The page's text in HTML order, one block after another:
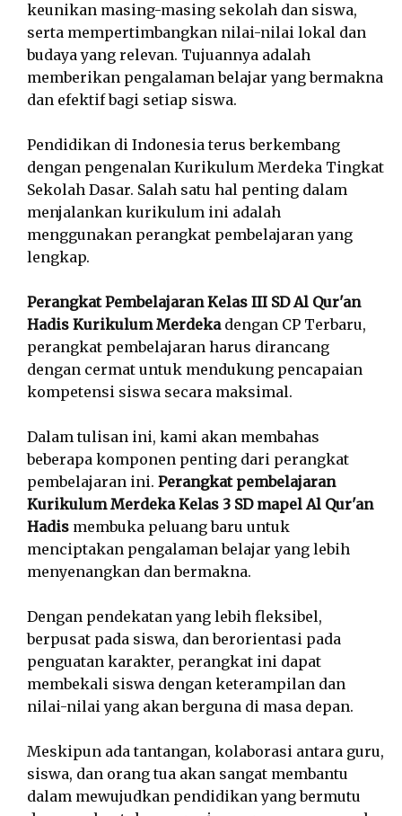
keunikan masing-masing sekolah dan siswa,
serta mempertimbangkan nilai-nilai lokal dan
budaya yang relevan. Tujuannya adalah
memberikan pengalaman belajar yang bermakna
dan efektif bagi setiap siswa.
Pendidikan di Indonesia terus berkembang
dengan pengenalan Kurikulum Merdeka Tingkat
Sekolah Dasar. Salah satu hal penting dalam
menjalankan kurikulum ini adalah
menggunakan perangkat pembelajaran yang
lengkap.
Perangkat Pembelajaran Kelas III SD Al Qur'an
Hadis Kurikulum Merdekadengan CP Terbaru,
perangkat pembelajaran harus dirancang
dengan cermat untuk mendukung pencapaian
kompetensi siswa secara maksimal.
Dalam tulisan ini, kami akan membahas
beberapa komponen penting dari perangkat
pembelajaran ini. Perangkat pembelajaran
Kurikulum Merdeka Kelas 3 SD mapel Al Qur'an
Hadis membuka peluang baru untuk
menciptakan pengalaman belajar yang lebih
menyenangkan dan bermakna.
Dengan pendekatan yang lebih fleksibel,
berpusat pada siswa, dan berorientasi pada
penguatan karakter, perangkat ini dapat
membekali siswa dengan keterampilan dan
nilai-nilai yang akan berguna di masa depan.
Meskipun ada tantangan, kolaborasi antara guru,
siswa, dan orang tua akan sangat membantu
dalam mewujudkan pendidikan yang bermutu